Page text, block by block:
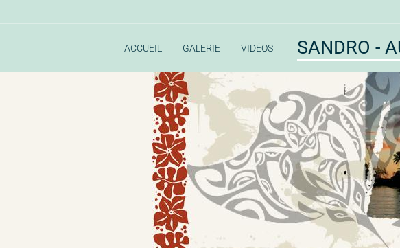
ACCUEIL GALERIE VIDÉOS SANDRO -